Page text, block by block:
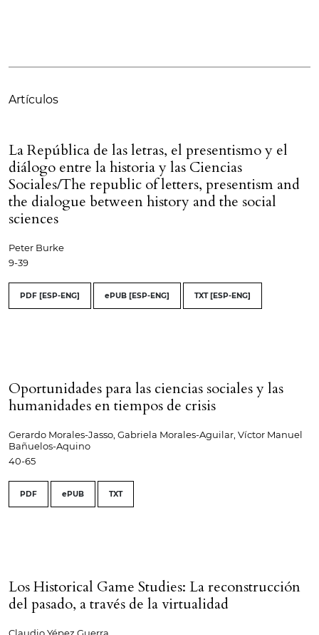
Artículos
La República de las letras, el presentismo y el
diálogo entre la historia y las Ciencias
Sociales/The republic of letters, presentism and
the dialogue between history and the social
sciences
Peter Burke
9-39
PDF [ESP-ENG] ePUB [ESP-ENG] TXT [ESP-ENG]
Oportunidades para las ciencias sociales y las
humanidades en tiempos de crisis
Gerardo Morales-Jasso, Gabriela Morales-Aguilar, Víctor Manuel
Bañuelos-Aquino
40-65
PDF ePUB TXT
Los Historical Game Studies: La reconstrucción
del pasado, a través de la virtualidad